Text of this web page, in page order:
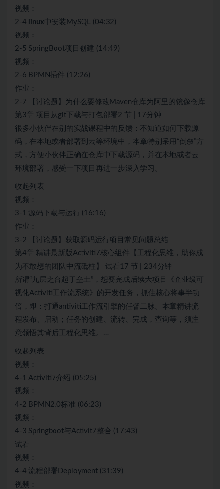
视频：
2-4
linux中安装MySQL (04:32)
视频：
2-5 SpringBoot项目创建 (14:49)
视频：
2-6 BPMN插件 (12:26)
作业：
2-7 【讨论题】为什么要修改Maven仓库为阿里的镜像仓库
第3章 项目从git下载与打包部署2 节 | 17分钟
很多小伙伴在别的实战课程中的反馈：不知道如何下载源
码，在本地或者部署到云等环境中，本章特别采用“倒叙”方
式，方便小伙伴正确在仓库中下载源码，并在本地或者云
环境部署，感受一下项目再进一步深入学习。
收起列表
视频：
3-1 源码下载与运行 (16:16)
作业：
3-2 【讨论题】获取源码运行项目常见问题总结
第4章 精讲最新版Activiti7核心组件【工程化思维，助你成
为不敢想的团队中流砥柱】 试看17 节 | 234分钟
所谓“九层之台起于垒土”，想要完成后续大项目《企业级可
视化Activiti工作流系统》的开发任务，抓住核心将事半功
倍，即：打通antiviti工作流引擎的任督二脉。本章精讲流
程发布、启动；任务的创建、流转、完成，查询等，须注
意领悟其背后工程化思维。…
收起列表
视频：
4-1 Activiti7介绍 (05:25)
视频：
4-2 BPMN2.0标准 (06:23)
视频：
4-3 Springboot与Activit7整合 (17:43)
试看
视频：
4-4 流程部署Deployment (31:39)
视频：